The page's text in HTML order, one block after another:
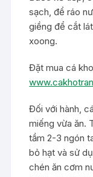
sạch, để ráo
giềng để cắt
xoong.
Đặt mua cá
Đối với hành,
miếng vừa ăn.
tầm 2-3 ngón
bỏ hạt và sử
chén ăn cơm